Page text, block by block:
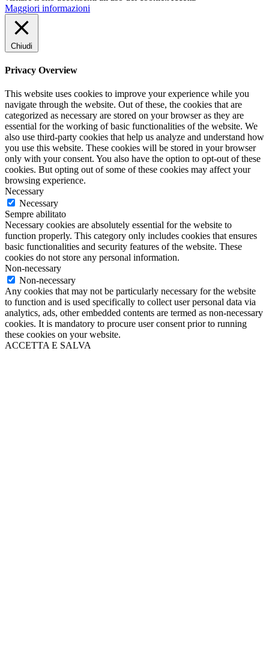
Maggiori informazioni
Chiudi
Privacy Overview
This website uses cookies to improve your experience while you
navigate through the website. Out of these, the cookies that are
categorized as necessary are stored on your browser as they are
essential for the working of basic functionalities of the website. We
also use third-party cookies that help us analyze and understand how
you use this website. These cookies will be stored in your browser
only with your consent. You also have the option to opt-out of these
cookies. But opting out of some of these cookies may affect your
browsing experience.
Necessary
Necessary
Sempre abilitato
Necessary cookies are absolutely essential for the website to
function properly. This category only includes cookies that ensures
basic functionalities and security features of the website. These
cookies do not store any personal information.
Non-necessary
Non-necessary
Any cookies that may not be particularly necessary for the website
to function and is used specifically to collect user personal data via
analytics, ads, other embedded contents are termed as non-necessary
cookies. It is mandatory to procure user consent prior to running
these cookies on your website.
ACCETTA E SALVA